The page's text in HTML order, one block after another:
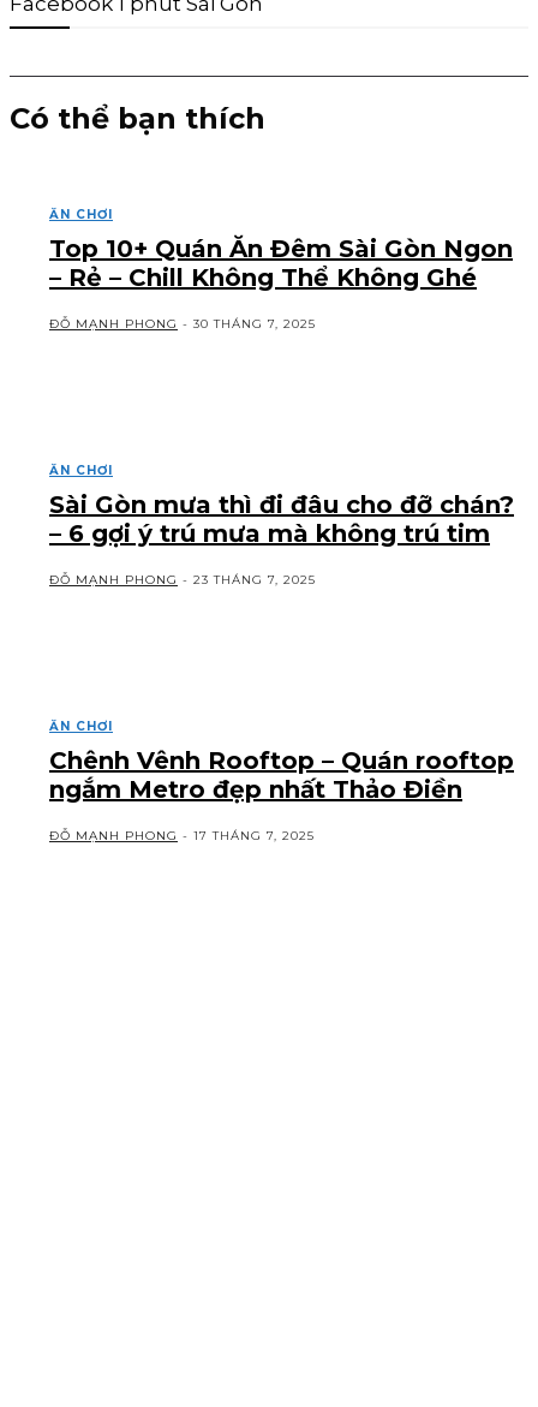
Có thể bạn thích
ĂN CHƠI
Top 10+ Quán Ăn Đêm Sài Gòn Ngon
– Rẻ – Chill Không Thể Không Ghé
ĐỖ MẠNH PHONG - 30 THÁNG 7, 2025
ĂN CHƠI
Sài Gòn mưa thì đi đâu cho đỡ chán?
– 6 gợi ý trú mưa mà không trú tim
ĐỖ MẠNH PHONG - 23 THÁNG 7, 2025
ĂN CHƠI
Chênh Vênh Rooftop – Quán rooftop
ngắm Metro đẹp nhất Thảo Điền
ĐỖ MẠNH PHONG - 17 THÁNG 7, 2025